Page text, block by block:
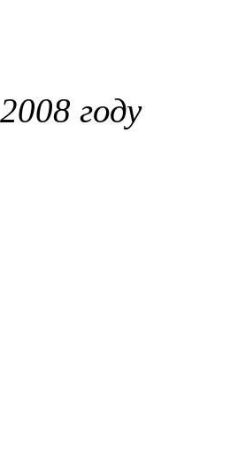
году